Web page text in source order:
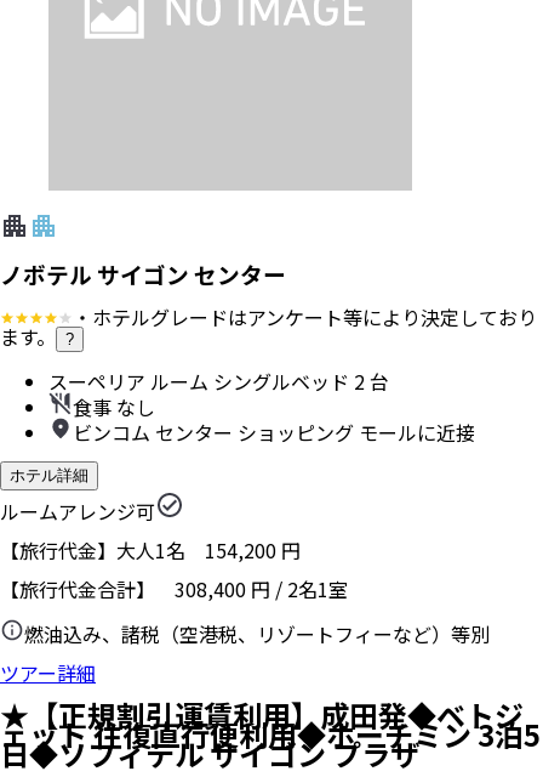
ノボテル サイゴン センター
・ホテルグレードはアンケート等により決定しており
ます。 ?
スーペリア ルーム シングルベッド 2 台
食事 なし
ビンコム センター ショッピング モールに近接
ホテル詳細
ルームアレンジ可
【旅行代金】大人1名 154,200 円
【旅行代金合計】 308,400 円 / 2名1室
燃油込み、諸税（空港税、リゾートフィーなど）等別
ツアー詳細
★【正規割引運賃利用】成田発◆ベトジ
ェット 往復直行便利用◆ホーチミン 3泊5
日◆ソフィテル サイゴン プラザ